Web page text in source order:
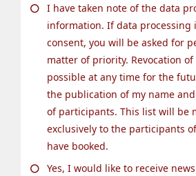
I have taken note of the data
information. If data processing
consent, you will be asked for
matter of priority. Revocation of
possible at any time for the
the publication of my name
of participants. This list will be
exclusively to the participants
have booked.
Yes, I would like to receive